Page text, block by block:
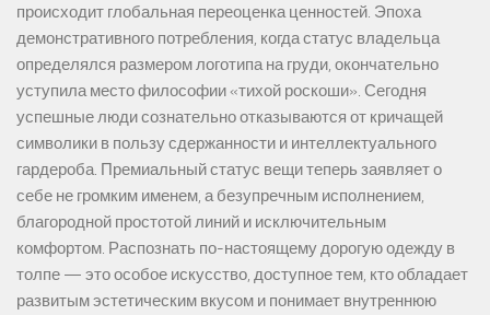
происходит глобальная переоценка ценностей. Эпоха
демонстративного потребления, когда статус владельца
определялся размером логотипа на груди, окончательно
уступила место философии «тихой роскоши». Сегодня
успешные люди сознательно отказываются от кричащей
символики в пользу сдержанности и интеллектуального
гардероба. Премиальный статус вещи теперь заявляет о
себе не громким именем, а безупречным исполнением,
благородной простотой линий и исключительным
комфортом. Распознать по-настоящему дорогую одежду в
толпе — это особое искусство, доступное тем, кто обладает
развитым эстетическим вкусом и понимает внутреннюю